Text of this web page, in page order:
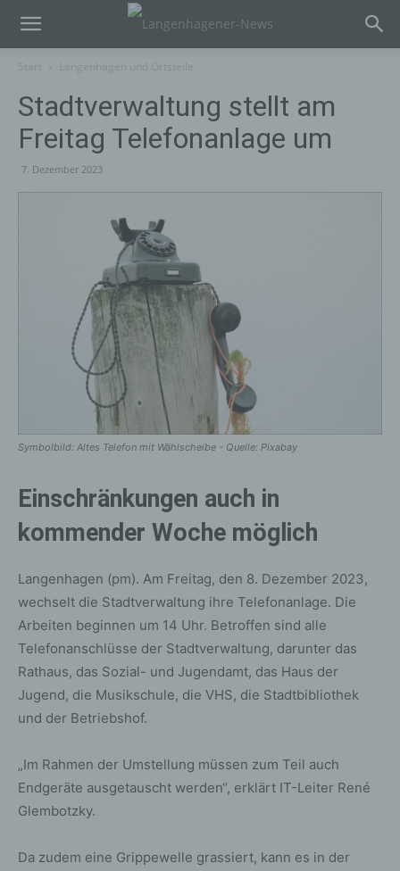
Stadtverwaltung stellt am
Freitag Telefonanlage um
7. Dezember 2023
Symbolbild: Altes Telefon mit Wählscheibe - Quelle: Pixabay
Einschränkungen auch in
kommender Woche möglich
Langenhagen (pm). Am Freitag, den 8. Dezember 2023,
wechselt die Stadtverwaltung ihre Telefonanlage. Die
Arbeiten beginnen um 14 Uhr. Betroffen sind alle
Telefonanschlüsse der Stadtverwaltung, darunter das
Rathaus, das Sozial- und Jugendamt, das Haus der
Jugend, die Musikschule, die VHS, die Stadtbibliothek
und der Betriebshof.
„Im Rahmen der Umstellung müssen zum Teil auch
Endgeräte ausgetauscht werden“, erklärt IT-Leiter René
Glembotzky.
Da zudem eine Grippewelle grassiert, kann es in der